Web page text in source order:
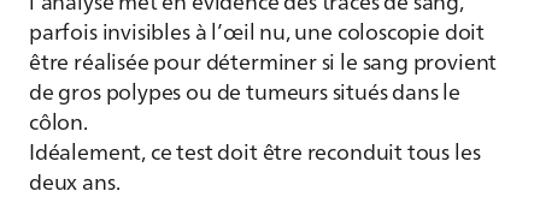
parfois invisibles à l’œil nu, une coloscopie doit
être réalisée pour déterminer si le sang provient
de gros polypes ou de tumeurs situés dans le
côlon.
Idéalement, ce test doit être reconduit tous les
deux ans.